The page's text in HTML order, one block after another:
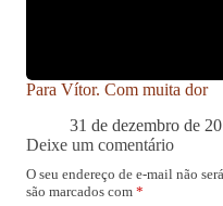
Para Vítor. Com muita dor
31 de dezembro de
Deixe um comentário
O seu endereço de e-mail não
são marcados com *